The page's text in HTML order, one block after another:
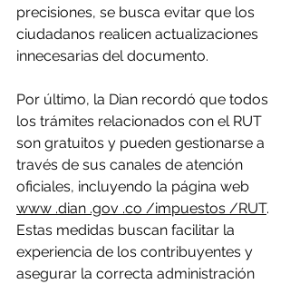
precisiones, se busca evitar que los
ciudadanos realicen actualizaciones
innecesarias del documento.
Por último, la Dian recordó que todos
los trámites relacionados con el RUT
son gratuitos y pueden gestionarse a
través de sus canales de atención
oficiales, incluyendo la página web
www .dian .gov .co /impuestos /RUT.
Estas medidas buscan facilitar la
experiencia de los contribuyentes y
asegurar la correcta administración